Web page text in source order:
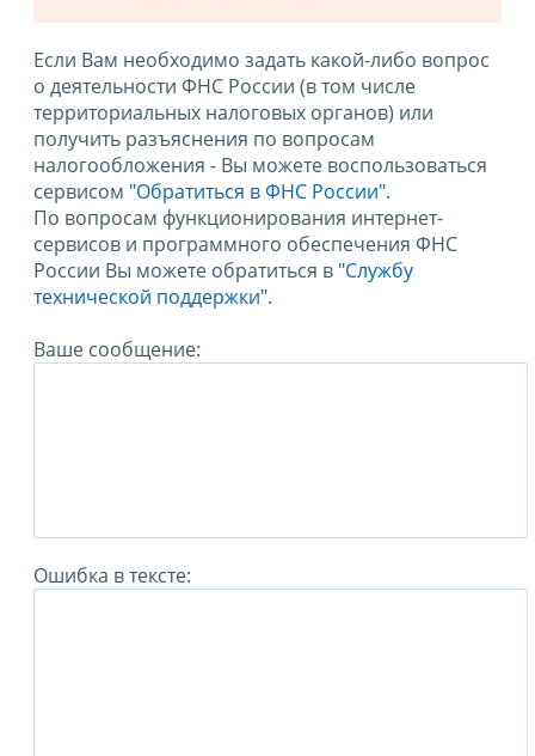
Если Вам необходимо задать какой-либо вопрос
о деятельности ФНС России (в том числе
территориальных налоговых органов) или
получить разъяснения по вопросам
налогообложения - Вы можете воспользоваться
сервисом "Обратиться в ФНС России".
По вопросам функционирования интернет-
сервисов и программного обеспечения ФНС
России Вы можете обратиться в "Службу
технической поддержки".
Ваше сообщение:
Ошибка в тексте: